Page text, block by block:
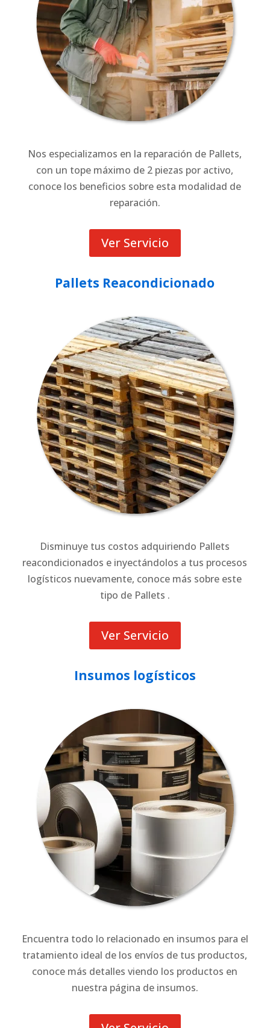
Nos especializamos en la reparación de Pallets,
con un tope máximo de 2 piezas por activo,
conoce los beneficios sobre esta modalidad de
reparación.
Ver Servicio
Pallets Reacondicionado
Disminuye tus costos adquiriendo Pallets
reacondicionados e inyectándolos a tus procesos
logísticos nuevamente, conoce más sobre este
tipo de Pallets .
Ver Servicio
Insumos logísticos
Encuentra todo lo relacionado en insumos para el
tratamiento ideal de los envíos de tus productos,
conoce más detalles viendo los productos en
nuestra página de insumos.